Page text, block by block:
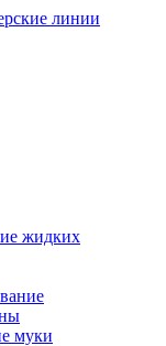
линии
жидких
муки